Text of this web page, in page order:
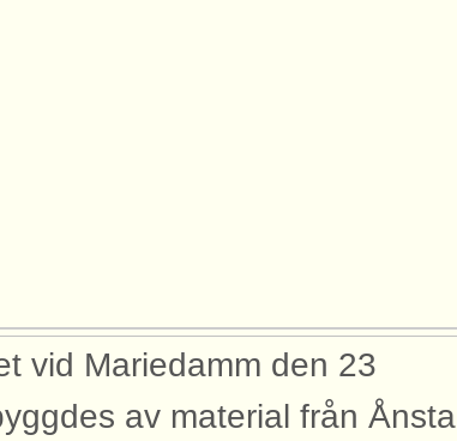
vid Mariedamm den 23
av material från Ånsta